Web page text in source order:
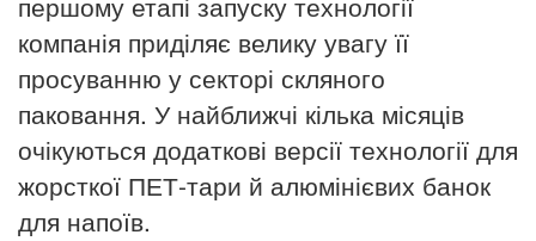
компанія приділяє велику увагу її
просуванню у секторі скляного
паковання. У найближчі кілька місяців
очікуються додаткові версії технології для
жорсткої ПЕТ-тари й алюмінієвих банок
для напоїв.